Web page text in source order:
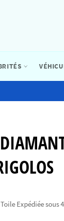
Expédiée sous